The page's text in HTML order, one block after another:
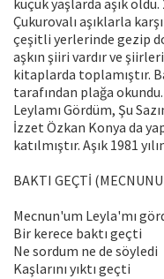
küçük yaşlarda aşık
Çukurovalı aşıklarla
çeşitli yerlerinde gezip
aşkın şiiri vardır ve
kitaplarda toplamıştır.
tarafından plağa
Leylamı Gördüm, Şu
İzzet Özkan Konya da
katılmıştır. Aşık 1981
BAKTI GEÇTİ
Mecnun'um Leyla'mı
Bir kerece baktı geçti
Ne sordum ne de söyledi
Kaşlarını yıktı geçti